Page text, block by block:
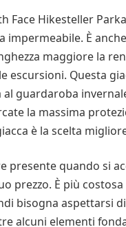
Face Hikesteller
impermeabile. È anche
maggiore la
escursioni. Questa
al guardaroba
la massima
è la scelta
presente quando si
prezzo. È più
bisogna aspettarsi
alcuni elementi